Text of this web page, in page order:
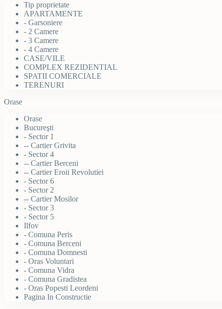
Tip proprietate
APARTAMENTE
- Garsoniere
- 2 Camere
- 3 Camere
- 4 Camere
CASE/VILE
COMPLEX REZIDENTIAL
SPATII COMERCIALE
TERENURI
Orase
Orase
Bucureşti
- Sector 1
-- Cartier Grivita
- Sector 4
-- Cartier Berceni
-- Cartier Eroii Revolutiei
- Sector 6
- Sector 2
-- Cartier Mosilor
- Sector 3
- Sector 5
Ilfov
- Comuna Peris
- Comuna Berceni
- Comuna Domnesti
- Oras Voluntari
- Comuna Vidra
- Comuna Gradistea
- Oras Popesti Leordeni
Pagina In Constructie